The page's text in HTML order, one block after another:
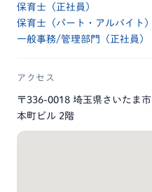
保育士（正社員）
保育士（パート・アルバイト）
一般事務/管理部門（正社員）
アクセス
〒336-0018 埼玉県さいたま
本町ビル 2階